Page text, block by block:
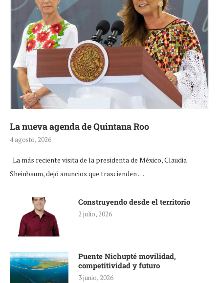
La nueva agenda de Quintana Roo
4 agosto, 2026
La más reciente visita de la presidenta de México, Claudia
Sheinbaum, dejó anuncios que trascienden …
Construyendo desde el territorio
2 julio, 2026
Puente Nichupté movilidad,
competitividad y futuro
3 junio, 2026